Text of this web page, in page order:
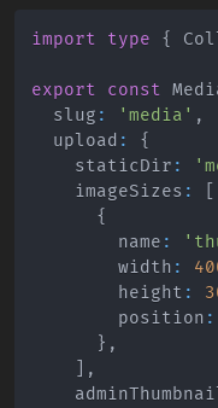
import type {
export const
  slug
: 'media' ,
  upload
:
{
    staticDir
:
    imageSizes
:
{
        name
:
        width
:
        height
:
        position
:
} ,
,